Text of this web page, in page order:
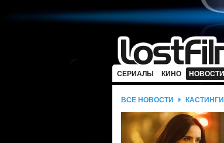
СЕРИАЛЫ КИНО НОВОСТИ
ВСЕ НОВОСТИ КАСТИНГИ